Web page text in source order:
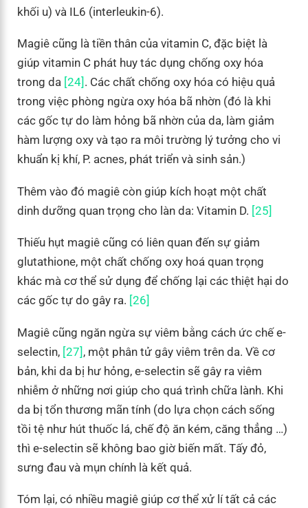
khối u) và IL6 (interleukin-6).
Magiê cũng là tiền thân của vitamin C, đặc biệt là
giúp vitamin C phát huy tác dụng chống oxy hóa
trong da [24] . Các chất chống oxy hóa có hiệu quả
trong việc phòng ngừa oxy hóa bã nhờn (đó là khi
các gốc tự do làm hỏng bã nhờn của da, làm giảm
hàm lượng oxy và tạo ra môi trường lý tưởng cho vi
khuẩn kị khí, P. acnes, phát triển và sinh sản.)
Thêm vào đó magiê còn giúp kích hoạt một chất
dinh dưỡng quan trọng cho làn da: Vitamin D. [25]
Thiếu hụt magiê cũng có liên quan đến sự giảm
glutathione, một chất chống oxy hoá quan trọng
khác mà cơ thể sử dụng để chống lại các thiệt hại do
các gốc tự do gây ra. [26]
Magiê cũng ngăn ngừa sự viêm bằng cách ức chế e-
selectin, [27] , một phân tử gây viêm trên da. Về cơ
bản, khi da bị hư hỏng, e-selectin sẽ gây ra viêm
nhiễm ở những nơi giúp cho quá trình chữa lành. Khi
da bị tổn thương mãn tính (do lựa chọn cách sống
tồi tệ như hút thuốc lá, chế độ ăn kém, căng thẳng …)
thì e-selectin sẽ không bao giờ biến mất. Tấy đỏ,
sưng đau và mụn chính là kết quả.
Tóm lại, có nhiều magiê giúp cơ thể xử lí tất cả các